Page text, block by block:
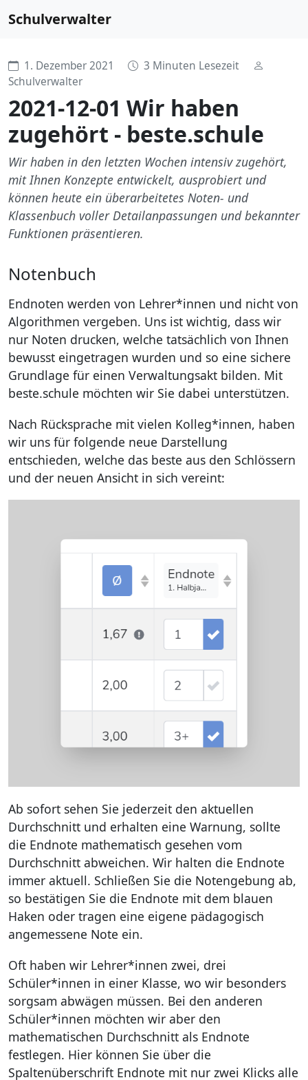
Schulverwalter
1. Dezember 2021
3 Minuten Lesezeit
Schulverwalter
2021-12-01 Wir haben
zugehört - beste.schule
Wir haben in den letzten Wochen intensiv zugehört,
mit Ihnen Konzepte entwickelt, ausprobiert und
können heute ein überarbeitetes Noten- und
Klassenbuch voller Detailanpassungen und bekannter
Funktionen präsentieren.
Notenbuch
Endnoten werden von Lehrer*innen und nicht von
Algorithmen vergeben. Uns ist wichtig, dass wir
nur Noten drucken, welche tatsächlich von Ihnen
bewusst eingetragen wurden und so eine sichere
Grundlage für einen Verwaltungsakt bilden. Mit
beste.schule möchten wir Sie dabei unterstützen.
Nach Rücksprache mit vielen Kolleg*innen, haben
wir uns für folgende neue Darstellung
entschieden, welche das beste aus den Schlössern
und der neuen Ansicht in sich vereint:
Ab sofort sehen Sie jederzeit den aktuellen
Durchschnitt und erhalten eine Warnung, sollte
die Endnote mathematisch gesehen vom
Durchschnitt abweichen. Wir halten die Endnote
immer aktuell. Schließen Sie die Notengebung ab,
so bestätigen Sie die Endnote mit dem blauen
Haken oder tragen eine eigene pädagogisch
angemessene Note ein.
Oft haben wir Lehrer*innen zwei, drei
Schüler*innen in einer Klasse, wo wir besonders
sorgsam abwägen müssen. Bei den anderen
Schüler*innen möchten wir aber den
mathematischen Durchschnitt als Endnote
festlegen. Hier können Sie über die
Spaltenüberschrift Endnote mit nur zwei Klicks alle